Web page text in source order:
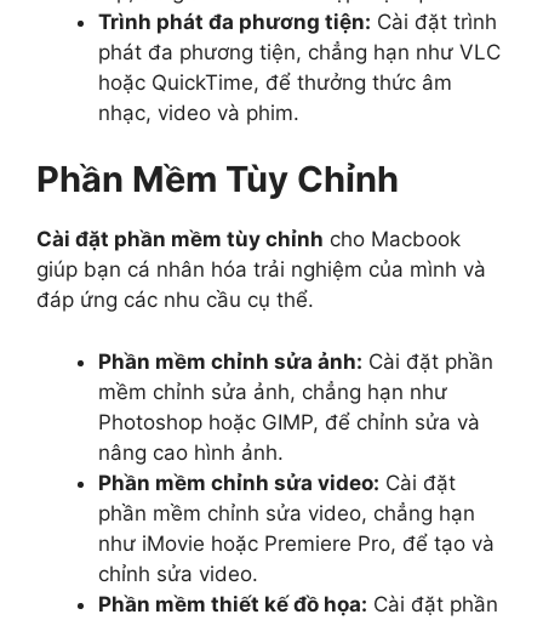
Trình phát đa phương tiện: Cài đặt trình
phát đa phương tiện, chẳng hạn như VLC
hoặc QuickTime, để thưởng thức âm
nhạc, video và phim.
Phần Mềm Tùy Chỉnh
Cài đặt phần mềm tùy chỉnh cho Macbook
giúp bạn cá nhân hóa trải nghiệm của mình và
đáp ứng các nhu cầu cụ thể.
Phần mềm chỉnh sửa ảnh: Cài đặt phần
mềm chỉnh sửa ảnh, chẳng hạn như
Photoshop hoặc GIMP, để chỉnh sửa và
nâng cao hình ảnh.
Phần mềm chỉnh sửa video: Cài đặt
phần mềm chỉnh sửa video, chẳng hạn
như iMovie hoặc Premiere Pro, để tạo và
chỉnh sửa video.
Phần mềm thiết kế đồ họa: Cài đặt phần